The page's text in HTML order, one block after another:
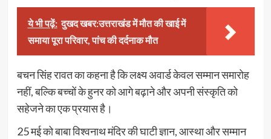
ये भी पढ़ें: दुखद खबर:उत्तराखंड में मौत की खाई में
समाया पूरा परिवार, पांच की दर्दनाक मौत
बचन सिंह रावत का कहना है कि लक्ष्य अवार्ड केवल सम्मान समारोह
नहीं, बल्कि बच्चों के हुनर को आगे बढ़ाने और अपनी संस्कृति को
सहेजने का एक प्रयास है।
25 मई को बाबा विश्वनाथ मंदिर की घाटी ज्ञान, आस्था और सम्मान